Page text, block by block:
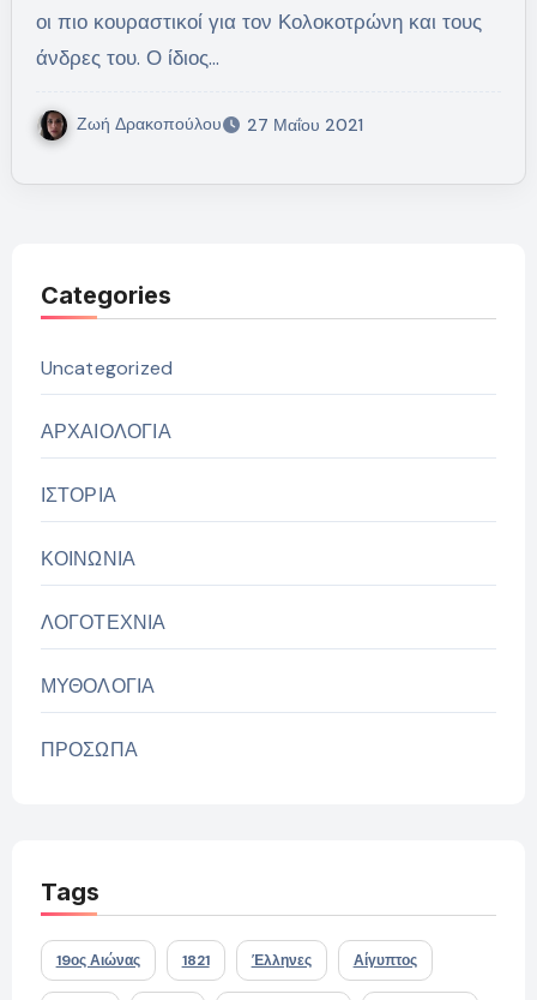
οι πιο κουραστικοί για τον Κολοκοτρώνη και τους
άνδρες του. Ο ίδιος…
Ζωή Δρακοπούλου 27 Μαΐου 2021
Categories
Uncategorized
ΑΡΧΑΙΟΛΟΓΙΑ
ΙΣΤΟΡΙΑ
ΚΟΙΝΩΝΙΑ
ΛΟΓΟΤΕΧΝΙΑ
ΜΥΘΟΛΟΓΙΑ
ΠΡΟΣΩΠΑ
Tags
19ος Αιώνας 1821 Έλληνες Αίγυπτος